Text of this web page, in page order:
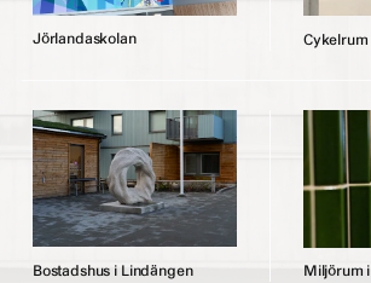
Jörlandaskolan Cykelrum
Bostadshus i Lindängen Miljörum i